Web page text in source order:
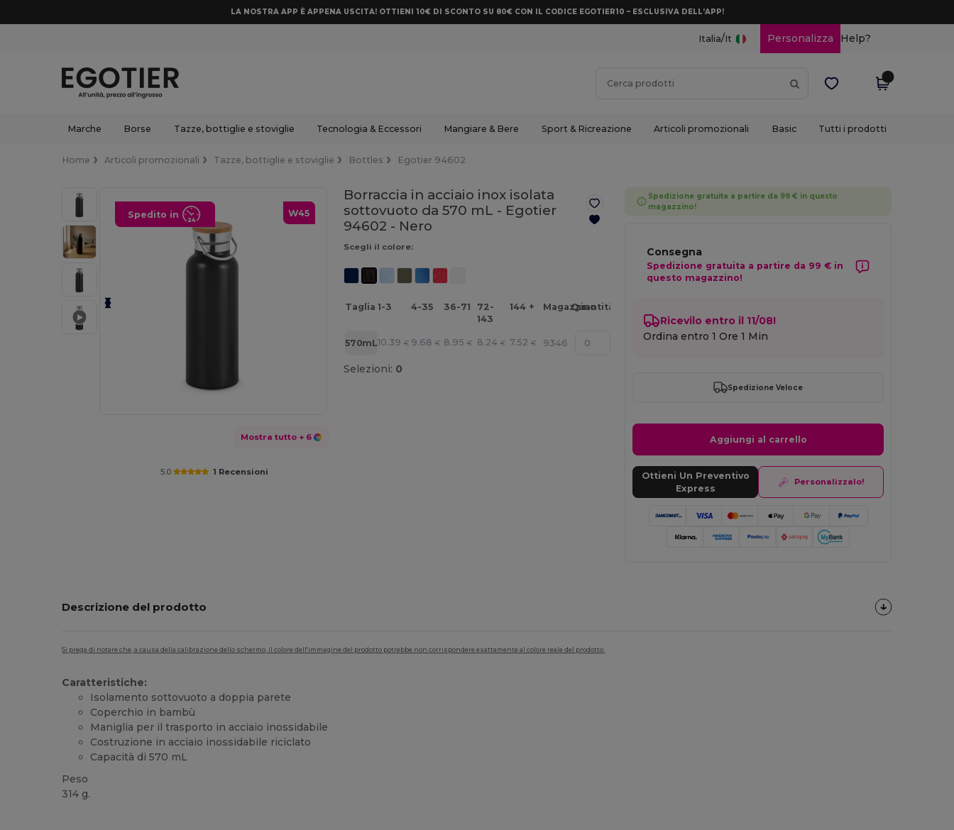
LA NOSTRA APP È APPENA USCITA! OTTIENI 10€ DI SCONTO SU 80€ CON IL CODICE EGOTIER10 – ESCLUSIVA DELL’APP!
Italia/It Personalizza Help?
Marche Borse Tazze, bottiglie e stoviglie Tecnologia & Eccessori Mangiare & Bere Sport & Ricreazione Articoli promozionali Basic Tutti i prodotti
Home Articoli promozionali Tazze, bottiglie e stoviglie Bottles Egotier 94602
W45
Spedito in
Mostra tutto + 6
5.0 1 Recensioni
Borraccia in acciaio inox isolata
sottovuoto da 570 mL - Egotier
94602 - Nero
Scegli il colore:
Taglia 1-3 4-35 36-71
72-
143
144 + Magazzino
Quantità
570mL10.39 € 9.68 € 8.95 € 8.24 € 7.52 € 9346
Selezioni: 0
Spedizione gratuita a partire da 99 € in questo
magazzino!
Consegna
Spedizione gratuita a partire da 99 € in
questo magazzino!
Ricevilo entro il 11/08!
Ordina entro1 Ore 1 Min
Spedizione Veloce
Aggiungi al carrello
Ottieni Un Preventivo
Express
Personalizzalo!
Descrizione del prodotto
Si prega di notare che, a causa della calibrazione dello schermo, il colore dell'immagine del prodotto potrebbe non corrispondere esattamente al colore reale del prodotto.
Caratteristiche:
Isolamento sottovuoto a doppia parete
Coperchio in bambù
Maniglia per il trasporto in acciaio inossidabile
Costruzione in acciaio inossidabile riciclato
Capacità di 570 mL
Peso
314 g.